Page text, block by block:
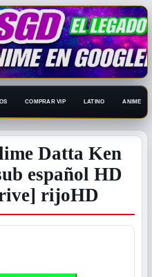
COMPRAR VIP LATINO ANIME
Datta Ken
español HD
rijoHD